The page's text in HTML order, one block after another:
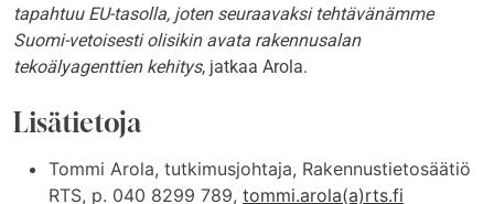
tapahtuu EU-tasolla, joten seuraavaksi tehtävänämme
Suomi-vetoisesti olisikin avata rakennusalan
tekoälyagenttien kehitys, jatkaa Arola.
Lisätietoja
Tommi Arola, tutkimusjohtaja, Rakennustietosäätiö
RTS, p. 040 8299 789, tommi.arola(a)rts.fi